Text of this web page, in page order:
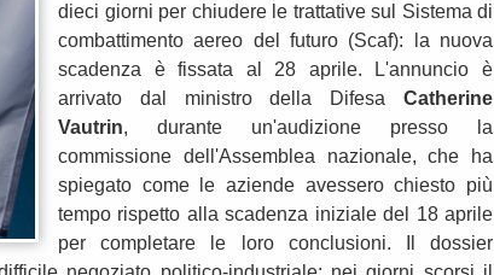
dieci giorni per chiudere le trattative sul Sistema di
combattimento aereo del futuro (Scaf): la nuova
scadenza è fissata al 28 aprile. L'annuncio è
arrivato dal ministro della Difesa Catherine
Vautrin, durante un'audizione presso la
commissione dell'Assemblea nazionale, che ha
spiegato come le aziende avessero chiesto più
tempo rispetto alla scadenza iniziale del 18 aprile
per completare le loro conclusioni. Il dossier